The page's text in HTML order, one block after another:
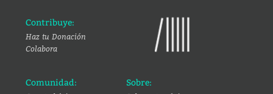
Contribuye:
Haz tu Donación
Colabora
Comunidad: Sobre: